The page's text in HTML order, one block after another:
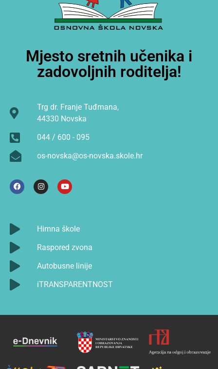
Mjesto sretnih učenika i
zadovoljnih roditelja!
Trg dr. Franje Tuđmana,
44330 Novska
044 / 600 - 095
os-novska@os-novska.skole.hr
Himna škole
Raspored zvona
Autobusne linije
iTRANSPARENTNOST